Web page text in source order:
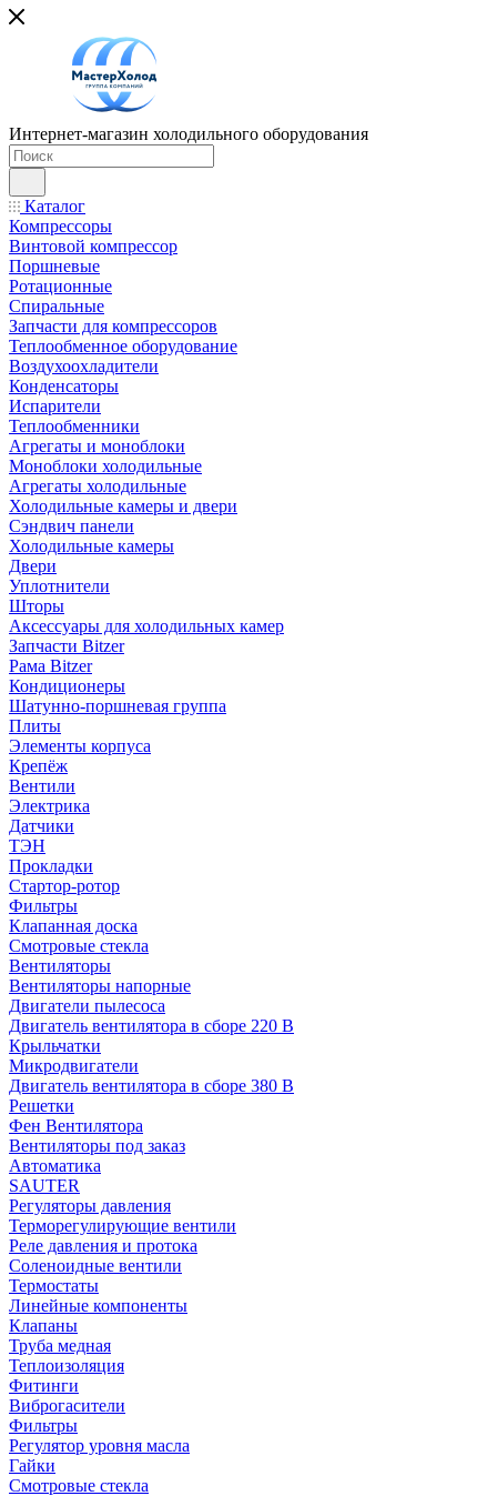
Интернет-магазин холодильного оборудования
Каталог
Компрессоры
Винтовой компрессор
Поршневые
Ротационные
Спиральные
Запчасти для компрессоров
Теплообменное оборудование
Воздухоохладители
Конденсаторы
Испарители
Теплообменники
Агрегаты и моноблоки
Моноблоки холодильные
Агрегаты холодильные
Холодильные камеры и двери
Сэндвич панели
Холодильные камеры
Двери
Уплотнители
Шторы
Аксессуары для холодильных камер
Запчасти Bitzer
Рама Bitzer
Кондиционеры
Шатунно-поршневая группа
Плиты
Элементы корпуса
Крепёж
Вентили
Электрика
Датчики
ТЭН
Прокладки
Стартор-ротор
Фильтры
Клапанная доска
Смотровые стекла
Вентиляторы
Вентиляторы напорные
Двигатели пылесоса
Двигатель вентилятора в сборе 220 В
Крыльчатки
Микродвигатели
Двигатель вентилятора в сборе 380 В
Решетки
Фен Вентилятора
Вентиляторы под заказ
Автоматика
SAUTER
Регуляторы давления
Терморегулирующие вентили
Реле давления и протока
Соленоидные вентили
Термостаты
Линейные компоненты
Клапаны
Труба медная
Теплоизоляция
Фитинги
Виброгасители
Фильтры
Регулятор уровня масла
Гайки
Смотровые стекла